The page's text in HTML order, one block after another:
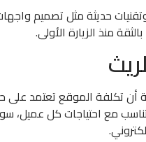
منذ الزيارة الأولى.
تكلفة الموقع تعتمد على
مع احتياجات كل